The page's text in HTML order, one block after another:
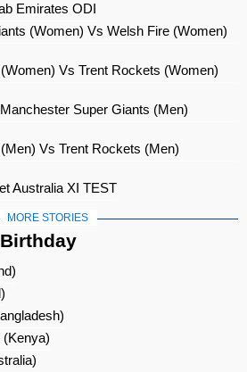
Emirates ODI
(Women) Vs Welsh Fire (Women)
Vs Trent Rockets (Women)
Super Giants (Men)
Vs Trent Rockets (Men)
Australia XI TEST
MORE STORIES